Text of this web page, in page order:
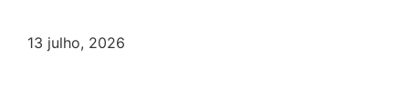
13 julho, 2026